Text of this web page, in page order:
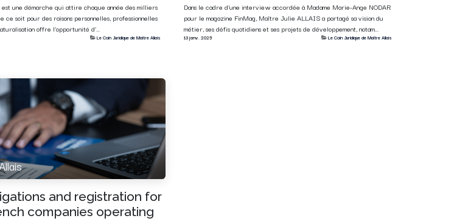
une démarche qui attire chaque année des milliers
ce soit pour des raisons personnelles, professionnelles
offre l’opportunité d’...
Le Coin Juridique de Maître Allais
Dans le cadre d’une interview accordée à Madame Marie-Ange NODAR
pour le magazine FinMag, Maître Julie ALLAIS a partagé sa vision du
métier, ses défis quotidiens et ses projets de développement, notam...
13 janv. 2025 Le Coin Juridique de Maître Allais
and registration for
companies operating